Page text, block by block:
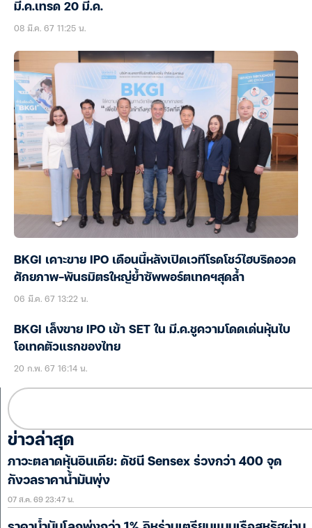
มี.ค.เทรด 20 มี.ค.
08 มี.ค. 67 11:25 น.
BKGI เคาะขาย IPO เดือนนี้หลังเปิดเวทีโรดโชว์ไฮบริดอวด
ศักยภาพ-พันธมิตรใหญ่ย้ำซัพพอร์ตเทคฯสุดล้ำ
06 มี.ค. 67 13:22 น.
BKGI เล็งขาย IPO เข้า SET ใน มี.ค.ชูความโดดเด่นหุ้นไบ
โอเทคตัวแรกของไทย
20 ก.พ. 67 16:14 น.
ข่าวล่าสุด
ภาวะตลาดหุ้นอินเดีย: ดัชนี Sensex ร่วงกว่า 400 จุด
กังวลราคาน้ำมันพุ่ง
07 ส.ค. 69 23:47 น.